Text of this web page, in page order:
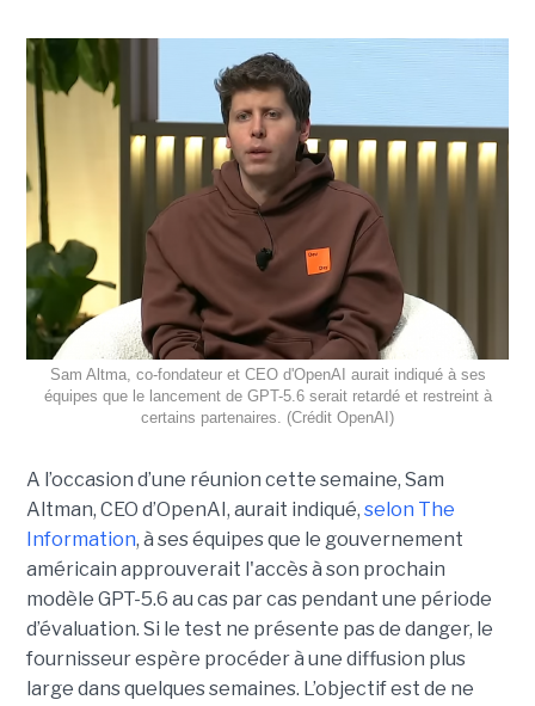
Sam Altma, co-fondateur et CEO d'OpenAI aurait indiqué à ses
équipes que le lancement de GPT-5.6 serait retardé et restreint à
certains partenaires. (Crédit OpenAI)
A l’occasion d’une réunion cette semaine, Sam
Altman, CEO d’OpenAI, aurait indiqué, selon The
Information, à ses équipes que le gouvernement
américain approuverait l'accès à son prochain
modèle GPT-5.6 au cas par cas pendant une période
d’évaluation. Si le test ne présente pas de danger, le
fournisseur espère procéder à une diffusion plus
large dans quelques semaines. L’objectif est de ne